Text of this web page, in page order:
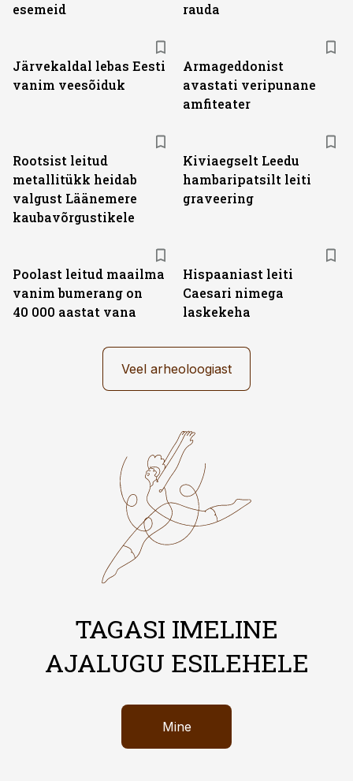
esemeid
rauda
Järvekaldal lebas Eesti
vanim veesõiduk
Armageddonist
avastati veripunane
amfiteater
Rootsist leitud
metallitükk heidab
valgust Läänemere
kaubavõrgustikele
Kiviaegselt Leedu
hambaripatsilt leiti
graveering
Poolast leitud maailma
vanim bumerang on
40 000 aastat vana
Hispaaniast leiti
Caesari nimega
laskekeha
Veel arheoloogiast
TAGASI IMELINE
AJALUGU ESILEHELE
Mine